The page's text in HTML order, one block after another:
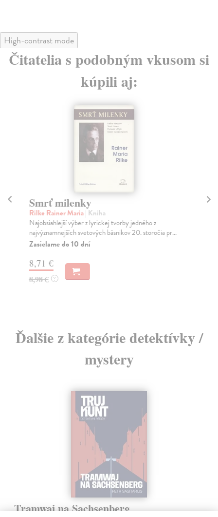
High-contrast mode
Čitatelia s podobným vkusom si
kúpili aj:
Smrť milenky
Rilke Rainer Maria| Kniha
Najobsiahlejší výber z lyrickej tvorby jedného z
najvýznamnejších svetových básnikov 20. storočia pr...
Zasielame do 10 dní
8,71 €
8,98 € ?
Ďalšie z kategórie detektívky /
mystery
Tramwaj na Sachsenberg